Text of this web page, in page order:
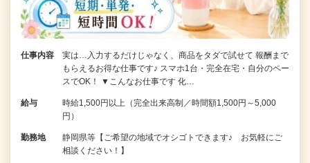
仕事内容
実は…入力するだけじゃなく、商品をタダで試せて 報酬まで
もらえるお得な仕事です♪ スマホ1台・完全在宅・自分のペー
スでOK！ ▼こんなお仕事です 化…
給与
時給1,500円以上（完全出来高制／時間額1,500円～5,000
円）
勤務地
静岡県等【ご希望の地域でオシゴトできます♪ お気軽にご
相談ください！】